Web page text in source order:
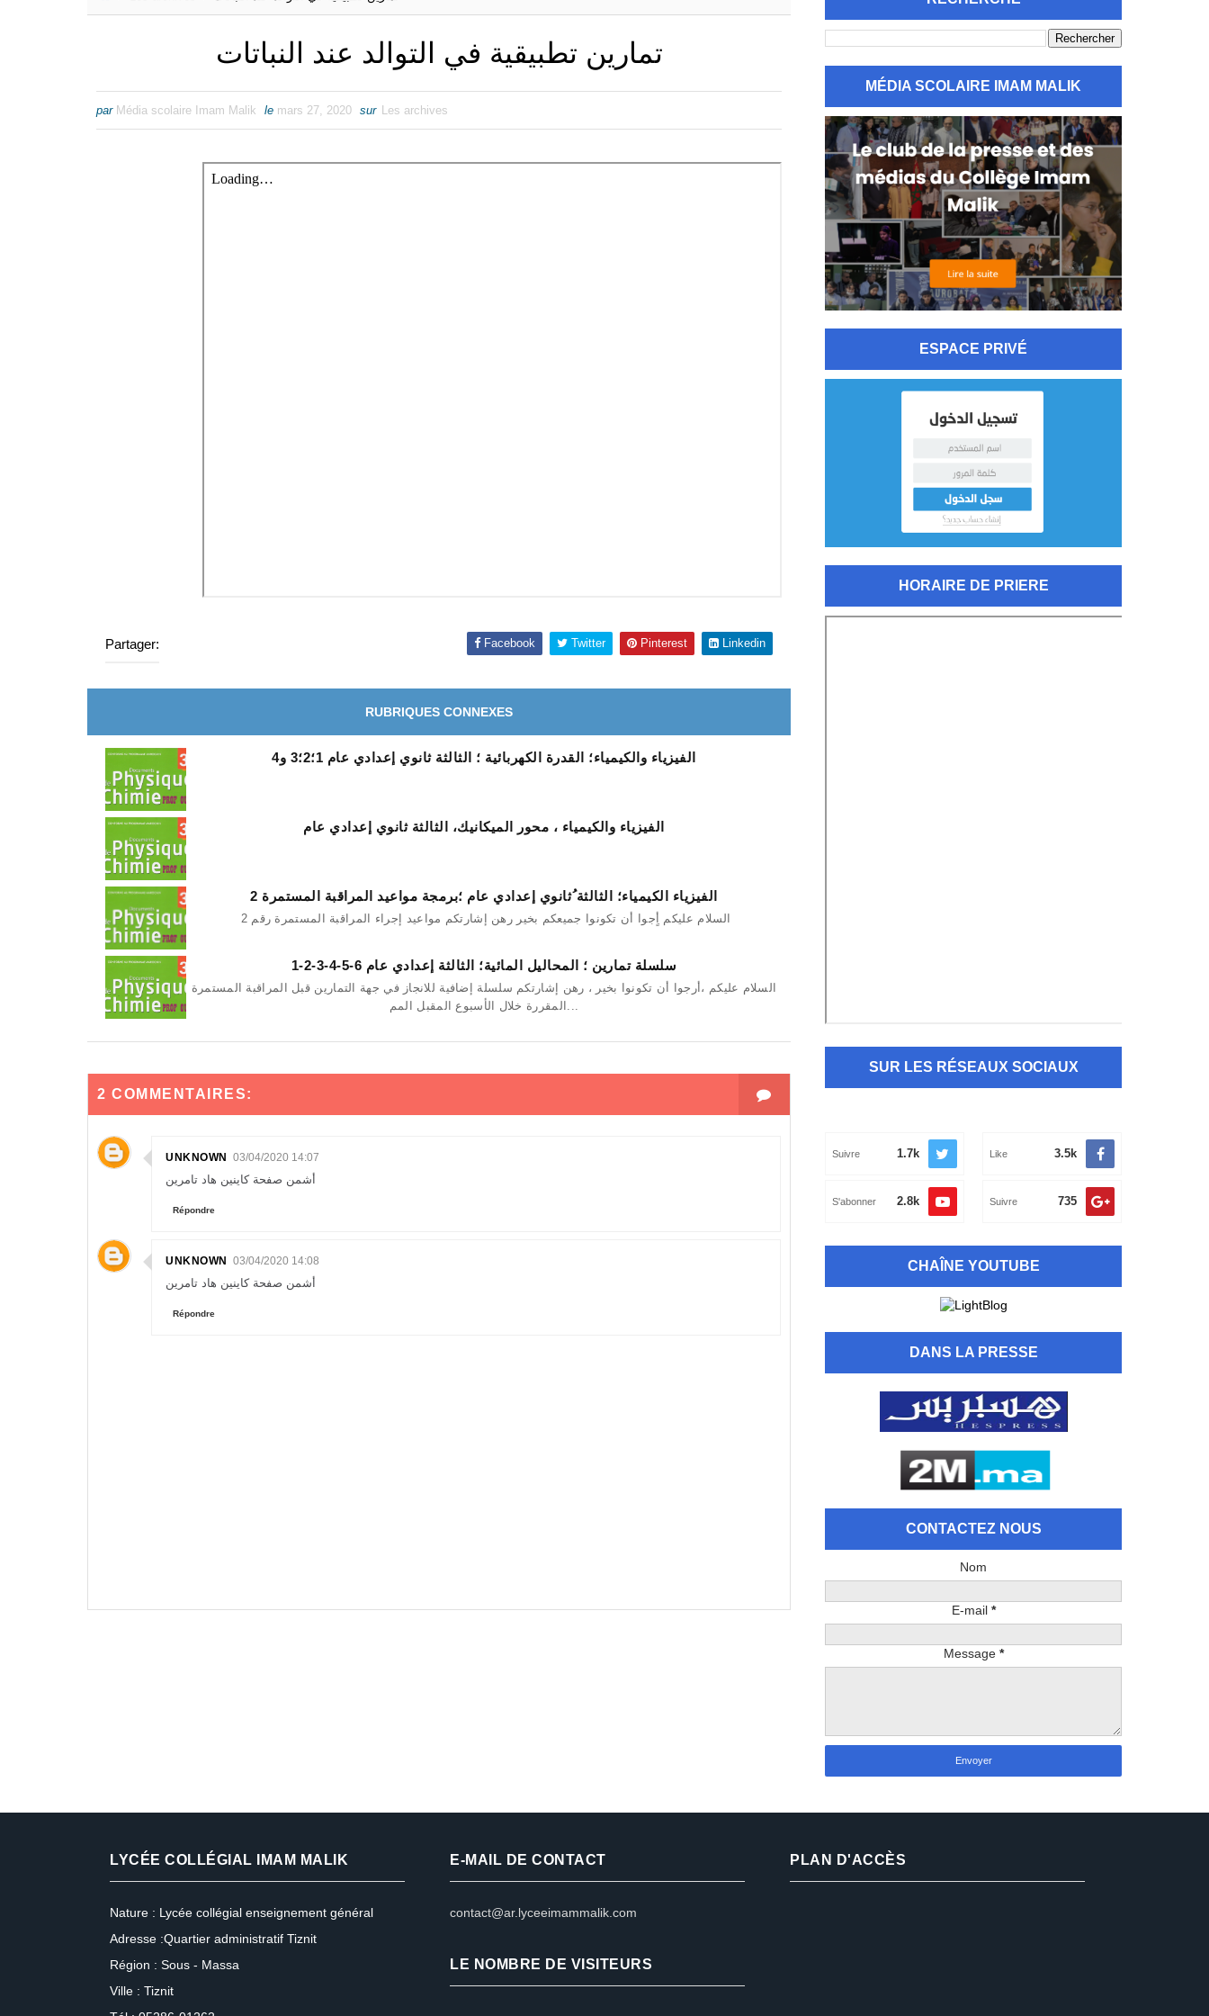
تمارين تطبيقية في التوالد عند النباتات
par Média scolaire Imam Malik le mars 27, 2020 sur Les archives
Partager: Facebook Twitter Pinterest Linkedin
RUBRIQUES CONNEXES
الفيزياء والكيمياء؛ القدرة الكهربائية ؛ الثالثة ثانوي إعدادي عام 1؛2؛3 و4
الفيزياء والكيمياء ، محور الميكانيك، الثالثة ثانوي إعدادي عام
الفيزياء الكيمياء؛ الثالثة ُثانوي إعدادي عام ؛برمجة مواعيد المراقبة المستمرة 2
السلام عليكم أٍجوا أن تكونوا جميعكم بخير رهن إشارتكم مواعيد إجراء المراقبة المستمرة رقم 2
سلسلة تمارين ؛ المحاليل المائية؛ الثالثة إعدادي عام 6-5-4-3-2-1
السلام عليكم ،أرجوا أن تكونوا بخير ، رهن إشارتكم سلسلة إضافية للانجاز في جهة التمارين قبل المراقبة المستمرة
2 COMMENTAIRES:
UNKNOWN 03/04/2020 14:07
أشمن صفحة كاينين هاد تامرين
Répondre
UNKNOWN 03/04/2020 14:08
أشمن صفحة كاينين هاد تامرين
Répondre
MÉDIA SCOLAIRE IMAM MALIK
ESPACE PRIVÉ
HORAIRE DE PRIERE
SUR LES RÉSEAUX SOCIAUX
3.5k
Like
1.7k
Suivre
735
Suivre
2.8k
S'abonner
CHAÎNE YOUTUBE
DANS LA PRESSE
CONTACTEZ NOUS
Nom
E-mail *
Message *
LYCÉE COLLÉGIAL IMAM MALIK
Nature : Lycée collégial enseignement général
Adresse :Quartier administratif Tiznit
Région : Sous - Massa
Ville : Tiznit
E-MAIL DE CONTACT
contact@ar.lyceeimammalik.com
LE NOMBRE DE VISITEURS
PLAN D'ACCÈS